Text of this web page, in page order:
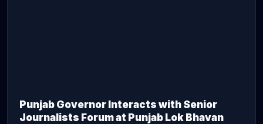
Punjab Governor Interacts with Senior
Journalists Forum at Punjab Lok Bhavan